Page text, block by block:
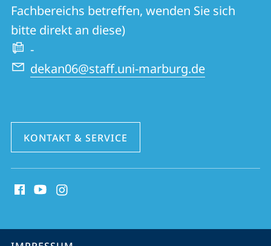
Fachbereichs betreffen, wenden Sie sich
bitte direkt an diese)
-
dekan06@staff.uni-marburg.de
KONTAKT & SERVICE
Media
Service-